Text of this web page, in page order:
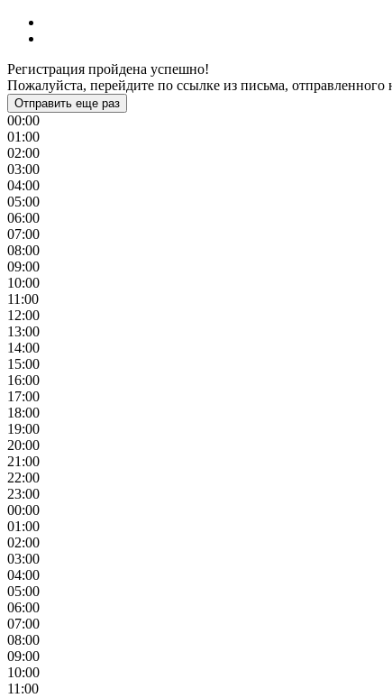
Регистрация пройдена успешно!
Пожалуйста, перейдите по ссылке из письма, отправленного
Отправить еще раз
00:00
01:00
02:00
03:00
04:00
05:00
06:00
07:00
08:00
09:00
10:00
11:00
12:00
13:00
14:00
15:00
16:00
17:00
18:00
19:00
20:00
21:00
22:00
23:00
00:00
01:00
02:00
03:00
04:00
05:00
06:00
07:00
08:00
09:00
10:00
11:00